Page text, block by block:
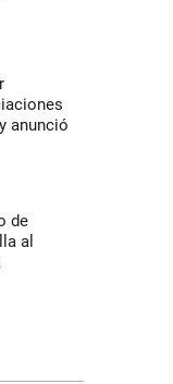
anunció
de
al